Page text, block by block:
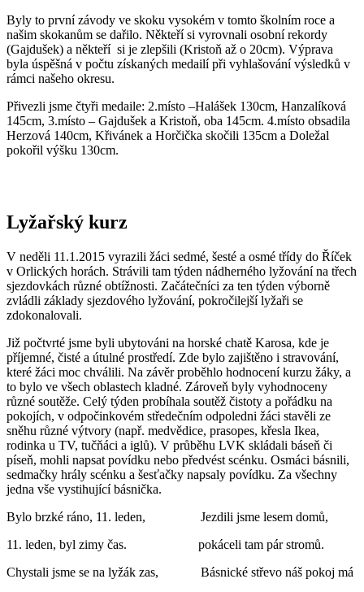
Byly to první závody ve skoku vysokém v tomto školním roce a
našim skokanům se dařilo. Někteří si vyrovnali osobní rekordy
(Gajdušek) a někteří si je zlepšili (Kristoň až o 20cm). Výprava
byla úspěšná v počtu získaných medailí při vyhlašování výsledků v
rámci našeho okresu.
Přivezli jsme čtyři medaile: 2.místo –Halášek 130cm, Hanzalíková
145cm, 3.místo – Gajdušek a Kristoň, oba 145cm. 4.místo obsadila
Herzová 140cm, Křivánek a Horčička skočili 135cm a Doležal
pokořil výšku 130cm.
Lyžařský kurz
V neděli 11.1.2015 vyrazili žáci sedmé, šesté a osmé třídy do Říček
v Orlických horách. Strávili tam týden nádherného lyžování na třech
sjezdovkách různé obtížnosti. Začátečníci za ten týden výborně
zvládli základy sjezdového lyžování, pokročilejší lyžaři se
zdokonalovali.
Již počtvrté jsme byli ubytováni na horské chatě Karosa, kde je
příjemné, čisté a útulné prostředí. Zde bylo zajištěno i stravování,
které žáci moc chválili. Na závěr proběhlo hodnocení kurzu žáky, a
to bylo ve všech oblastech kladné. Zároveň byly vyhodnoceny
různé soutěže. Celý týden probíhala soutěž čistoty a pořádku na
pokojích, v odpočinkovém středečním odpoledni žáci stavěli ze
sněhu různé výtvory (např. medvědice, prasopes, křesla Ikea,
rodinka u TV, tučňáci a iglů). V průběhu LVK skládali báseň či
píseň, mohli napsat povídku nebo předvést scénku. Osmáci básnili,
sedmačky hrály scénku a šesťačky napsaly povídku. Za všechny
jedna vše vystihující básnička.
Bylo brzké ráno, 11. leden, Jezdili jsme lesem domů,
11. leden, byl zimy čas. pokáceli tam pár stromů.
Chystali jsme se na lyžák zas, Básnické střevo náš pokoj má